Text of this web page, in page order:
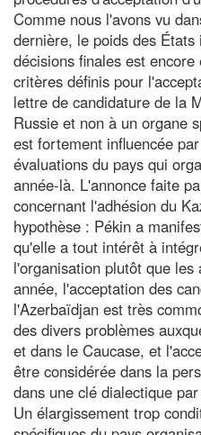
Comme nous l'avons vu
dernière, le poids des États
décisions finales est
critères définis pour
lettre de candidature de la
Russie et non à un organe
est fortement influencée
évaluations du pays qui
année-là. L'annonce faite
concernant l'adhésion du
hypothèse : Pékin a
qu'elle a tout intérêt à
l'organisation plutôt que
année, l'acceptation des
l'Azerbaïdjan est très
des divers problèmes
et dans le Caucase, et
être considérée dans la
dans une clé dialectique
Un élargissement trop